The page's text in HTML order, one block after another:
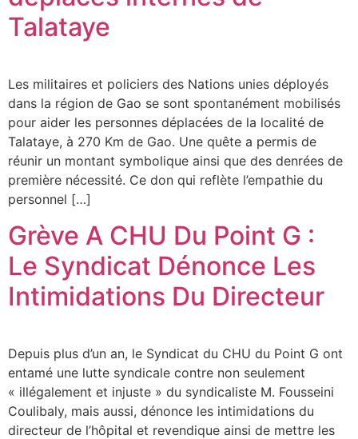
Talataye
Les militaires et policiers des Nations unies déployés
dans la région de Gao se sont spontanément mobilisés
pour aider les personnes déplacées de la localité de
Talataye, à 270 Km de Gao. Une quête a permis de
réunir un montant symbolique ainsi que des denrées de
première nécessité. Ce don qui reflète l’empathie du
personnel […]
Grève A CHU Du Point G :
Le Syndicat Dénonce Les
Intimidations Du Directeur
Depuis plus d’un an, le Syndicat du CHU du Point G ont
entamé une lutte syndicale contre non seulement
« illégalement et injuste » du syndicaliste M. Fousseini
Coulibaly, mais aussi, dénonce les intimidations du
directeur de l’hôpital et revendique ainsi de mettre les